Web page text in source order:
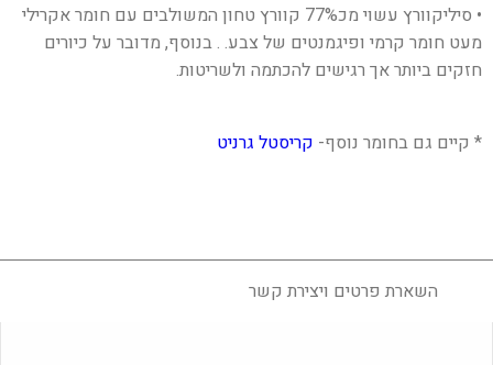
• סיליקוורץ עשוי מכ77% קוורץ טחון המשולבים עם חומר אקרילי
מעט חומר קרמי ופיגמנטים של צבע. . בנוסף, מדובר על כיורים
חזקים ביותר אך רגישים להכתמה ולשריטות.
* קיים גם בחומר נוסף- קריסטל גרניט
השארת פרטים ויצירת קשר